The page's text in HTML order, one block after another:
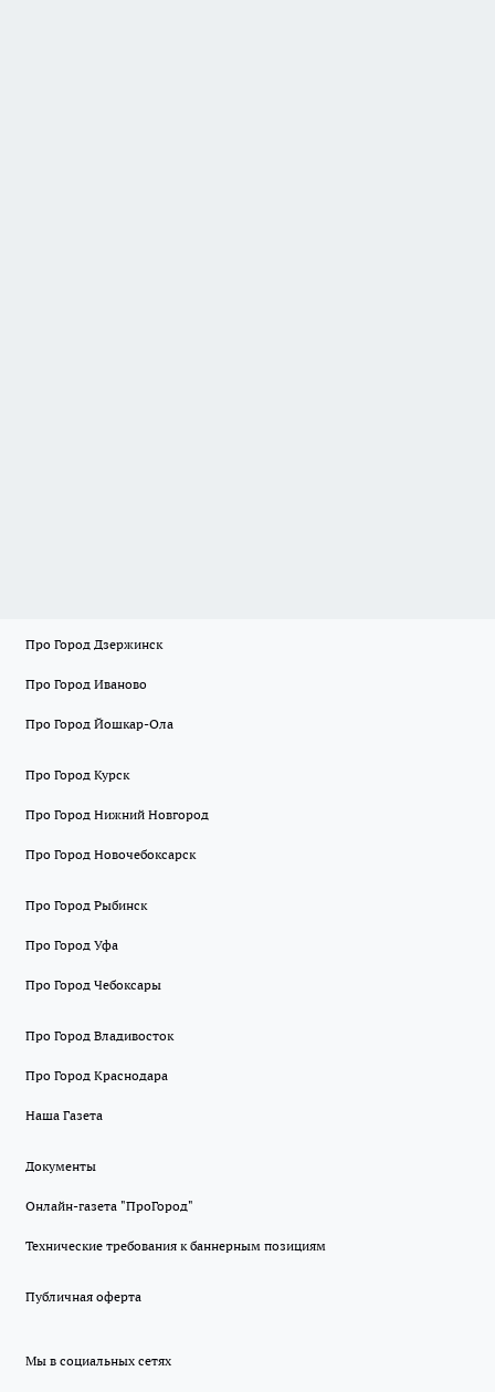
Про Город Дзержинск
Про Город Иваново
Про Город Йошкар-Ола
Про Город Курск
Про Город Нижний Новгород
Про Город Новочебоксарск
Про Город Рыбинск
Про Город Уфа
Про Город Чебоксары
Про Город Владивосток
Про Город Краснодара
Наша Газета
Документы
Онлайн-газета "ПроГород"
Технические требования к баннерным позициям
Публичная оферта
Мы в социальных сетях